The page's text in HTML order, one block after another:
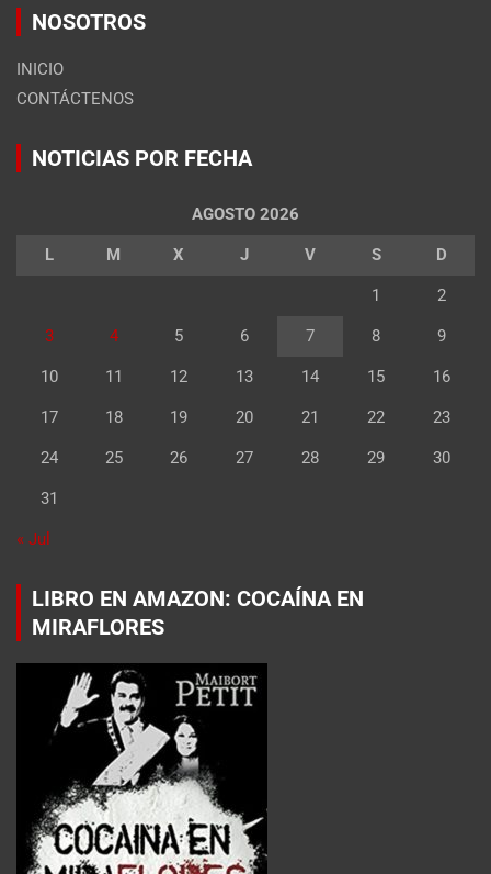
NOSOTROS
INICIO
CONTÁCTENOS
NOTICIAS POR FECHA
AGOSTO 2026
L M X J V S D
1 2
3 4 5 6 7 8 9
10 11 12 13 14 15 16
17 18 19 20 21 22 23
24 25 26 27 28 29 30
31
« Jul
LIBRO EN AMAZON: COCAÍNA EN
MIRAFLORES